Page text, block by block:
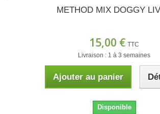
METHOD MIX DOGGY
15,00 € TTC
Livraison : 1 à 3 semaines
Ajouter au panier
Disponible